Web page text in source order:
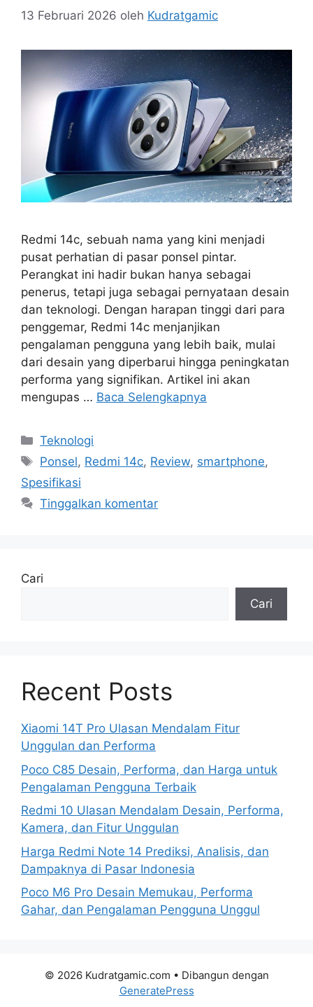
13 Februari 2026 oleh Kudratgamic
Redmi 14c, sebuah nama yang kini menjadi
pusat perhatian di pasar ponsel pintar.
Perangkat ini hadir bukan hanya sebagai
penerus, tetapi juga sebagai pernyataan desain
dan teknologi. Dengan harapan tinggi dari para
penggemar, Redmi 14c menjanjikan
pengalaman pengguna yang lebih baik, mulai
dari desain yang diperbarui hingga peningkatan
performa yang signifikan. Artikel ini akan
mengupas … Baca Selengkapnya
Kategori
Teknologi
Tag
Ponsel, Redmi 14c, Review, smartphone,
Spesifikasi
Tinggalkan komentar
Cari
Cari
Recent Posts
Xiaomi 14T Pro Ulasan Mendalam Fitur
Unggulan dan Performa
Poco C85 Desain, Performa, dan Harga untuk
Pengalaman Pengguna Terbaik
Redmi 10 Ulasan Mendalam Desain, Performa,
Kamera, dan Fitur Unggulan
Harga Redmi Note 14 Prediksi, Analisis, dan
Dampaknya di Pasar Indonesia
Poco M6 Pro Desain Memukau, Performa
Gahar, dan Pengalaman Pengguna Unggul
© 2026 Kudratgamic.com • Dibangun dengan
GeneratePress